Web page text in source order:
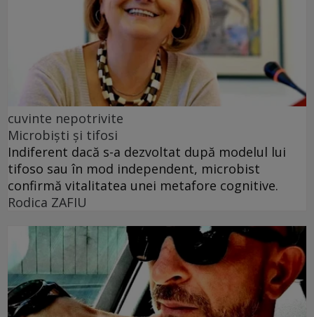
cuvinte nepotrivite
Microbiști și tifosi
Indiferent dacă s-a dezvoltat după modelul lui
tifoso sau în mod independent, microbist
confirmă vitalitatea unei metafore cognitive.
Rodica ZAFIU